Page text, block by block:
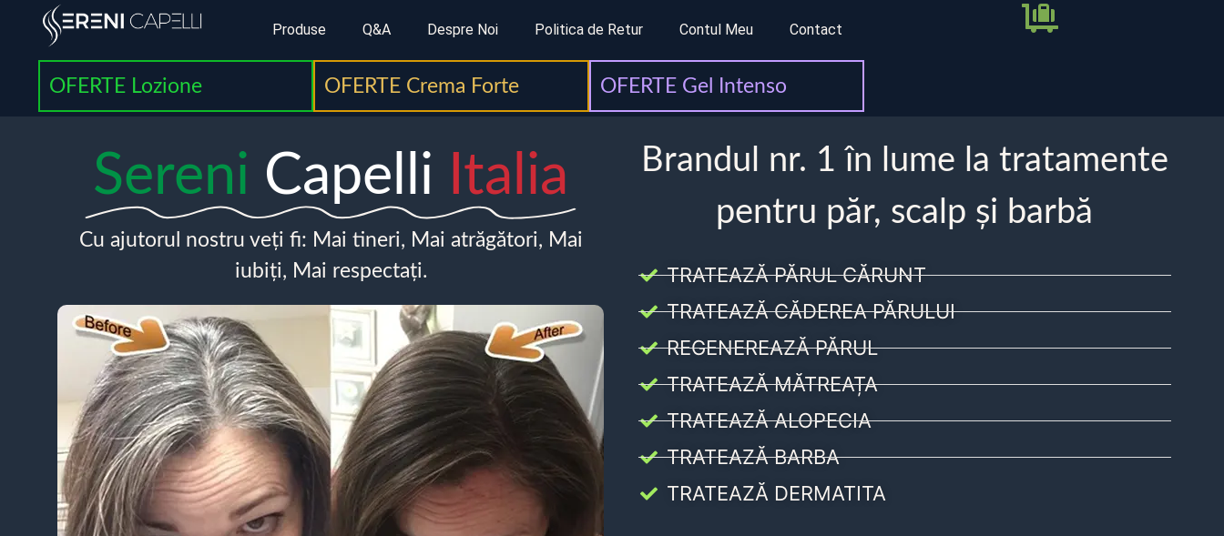
Produse Q&A Despre Noi Politica de Retur Contul Meu Contact
OFERTE Lozione OFERTE Crema Forte OFERTE Gel Intenso
Sereni Capelli Italia
Cu ajutorul nostru veți fi: Mai tineri, Mai atrăgători, Mai
iubiți, Mai respectați.
Brandul nr. 1 în lume la tratamente
pentru păr, scalp și barbă
TRATEAZĂ PĂRUL CĂRUNT
TRATEAZĂ CĂDEREA PĂRULUI
REGENEREAZĂ PĂRUL
TRATEAZĂ MĂTREAȚA
TRATEAZĂ ALOPECIA
TRATEAZĂ BARBA
TRATEAZĂ DERMATITA